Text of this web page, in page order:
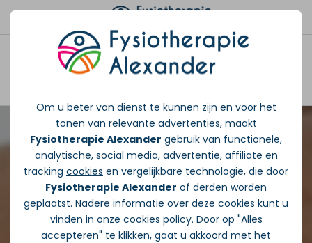
Om u beter van dienst te kunnen zijn en voor het
tonen van relevante advertenties, maakt
Fysiotherapie Alexander gebruik van functionele,
analytische, social media, advertentie, affiliate en
tracking cookies en vergelijkbare technologie, die door
Fysiotherapie Alexander of derden worden
geplaatst. Nadere informatie over deze cookies kunt u
vinden in onze cookies policy. Door op "Alles
accepteren" te klikken, gaat u akkoord met het
Afspraak maken